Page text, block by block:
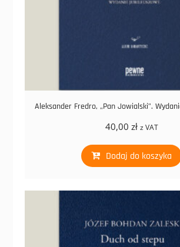
Aleksander Fredro, „Pan Jowialski”.
40,00 zł z VAT
Dodaj do koszyka